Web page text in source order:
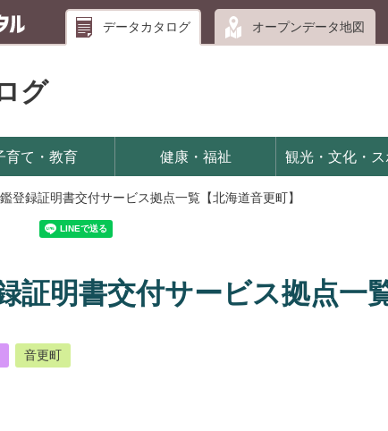
データカタログ オープンデータ地図
グ
育て・教育 健康・福祉 観光・文化・
登録証明書交付サービス拠点一覧【北海道音更町】
証明書交付サービス拠点一
音更町